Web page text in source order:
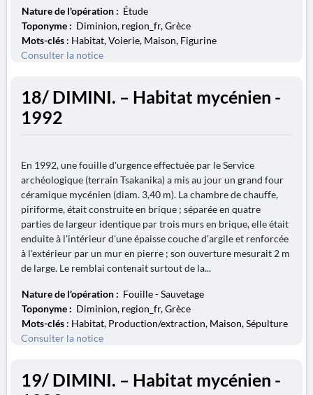
Nature de l'opération : Étude
Toponyme : Diminion, region_fr, Grèce
Mots-clés : Habitat, Voierie, Maison, Figurine
Consulter la notice
18/ DIMINI. – Habitat mycénien -
1992
En 1992, une fouille d'urgence effectuée par le Service
archéologique (terrain Tsakanika) a mis au jour un grand four
céramique mycénien (diam. 3,40 m). La chambre de chauffe,
piriforme, était construite en brique ; séparée en quatre
parties de largeur identique par trois murs en brique, elle était
enduite à l'intérieur d'une épaisse couche d'argile et renforcée
à l'extérieur par un mur en pierre ; son ouverture mesurait 2 m
de large. Le remblai contenait surtout de la...
Nature de l'opération : Fouille - Sauvetage
Toponyme : Diminion, region_fr, Grèce
Mots-clés : Habitat, Production/extraction, Maison, Sépulture
Consulter la notice
19/ DIMINI. – Habitat mycénien -